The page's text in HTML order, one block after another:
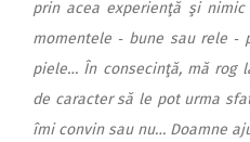
prin acea experienţă şi
momentele ‑ bune sau rele
piele… În consecinţă, mă rog
de caracter să le pot urma
îmi convin sau nu… Doamne